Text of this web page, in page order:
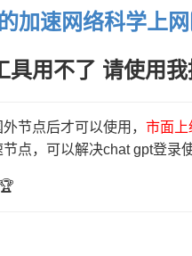
加速网络科学上网
具用不了 请使用
节点后才可以使用， 市面上
点， 可以解决chat gpt登录